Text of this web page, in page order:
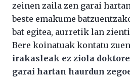
zeinen zaila zen garai
beste emakume
bat egitea, aurretik lan
Bere koinatuak kontatu zuen
irakasleak ez ziola
garai hartan haurdun